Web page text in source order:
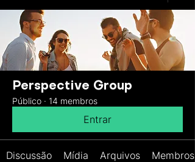
Perspective Group
Público · 14 membros
Entrar
Discussão Mídia Arquivos Membros